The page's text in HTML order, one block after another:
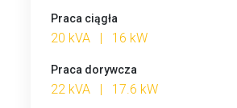
Praca ciągła
20 kVA | 16 kW
Praca dorywcza
22 kVA | 17.6 kW